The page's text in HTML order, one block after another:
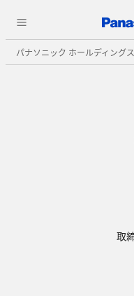
パナソニック ホールディング
取